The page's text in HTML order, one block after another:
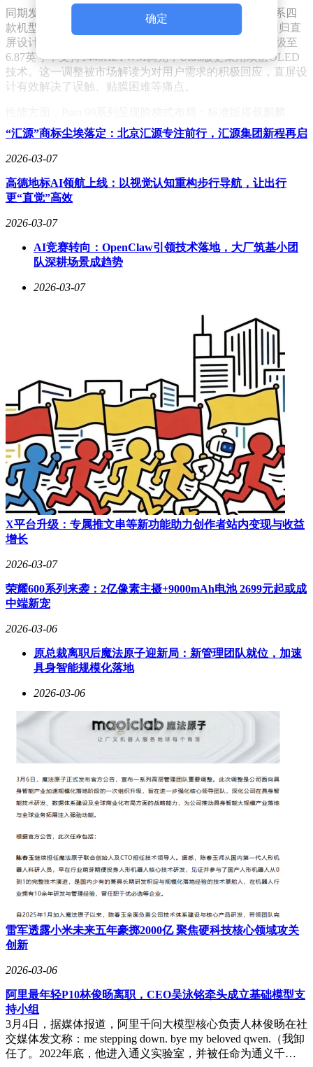
同期发布的Pura 90系列则带来屏幕形态的重大变革。全系四
款机型（Pura 90、Pro、Pro+/Max、Ultra）均从曲面屏回归直
屏设计，标准版配备6.58英寸1.5K直屏，Pro和Ultra版升级至
6.87英寸，支持1440Hz PWM调光，Ultra版更采用双层OLED
技术。这一调整被市场解读为对用户需求的积极回应，直屏设
计有效解决了误触、贴膜困难等痛点。
9020芯片，Pro版升级至麒麟9030，Ultra版首发麒麟9030 Pro，
配合鸿蒙HarmonyOS 6.1系统，在AI运算和多任务处理能力上
实现突破。影像系统成为最大亮点，Ultra版本采用双2亿像素
算法，预计将刷新手机摄影标杆。续航配置同样亮眼，全系
6000mAh起步，Ultra版传闻达到7000mAh，支持100W有线快
在旗舰机型之外，华为还预留了一款神秘机型。根据供应链消
息，该产品可能是Mate80 GTS的提前发布，或为nova系列新
品。目前关于这款设备的爆料集中于散热系统，有传言称其将
搭载主动散热风扇技术，并配备超频版麒麟处理器，但具体信
据产业链人士透露，华为部分新机已进入量产阶段，4月发
布、5月开售的节奏基本确定。此次新品矩阵从千元价位到万
元折叠屏全面覆盖，既通过畅享系列巩固基本盘，又以Pura
90系列的直屏差异化和影像创新抢占高端市场，同时借助折叠
屏新品持续探索形态创新，展现出完整的产品生态布局。
确定
“汇源”商标尘埃落定：北京汇源专注前行，汇源集团新程再启
2026-03-07
高德地标AI领航上线：以视觉认知重构步行导航，让出行
更“直觉”高效
2026-03-07
AI竞赛转向：OpenClaw引领技术落地，大厂筑基小团
队深耕场景成趋势
2026-03-07
X平台升级：专属推文串等新功能助力创作者站内变现与收益
增长
2026-03-07
荣耀600系列来袭：2亿像素主摄+9000mAh电池 2699元起或成
中端新宠
2026-03-06
原总裁离职后魔法原子迎新局：新管理团队就位，加速
具身智能规模化落地
2026-03-06
雷军透露小米未来五年豪掷2000亿 聚焦硬科技核心领域攻关
创新
2026-03-06
阿里最年轻P10林俊旸离职，CEO吴泳铭牵头成立基础模型支
持小组
3月4日，据媒体报道，阿里千问大模型核心负责人林俊旸在社
交媒体发文称：me stepping down. bye my beloved qwen.（我卸
任了。2022年底，他进入通义实验室，并被任命为通义千…